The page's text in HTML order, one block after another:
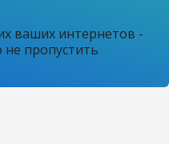
ваших интернетов -
пропустить